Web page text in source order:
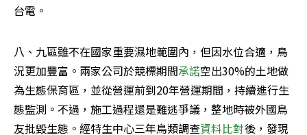
台電。
八、九區雖不在國家重要濕地範圍內，但因水位合適，鳥
況更加豐富。兩家公司於競標期間承諾空出30%的土地做
為生態保育區，並從營運前到20年營運期間，持續進行生
態監測。不過，施工過程還是難逃爭議，整地時被外國鳥
友批毀生態。經特生中心三年鳥類調查資料比對後，發現